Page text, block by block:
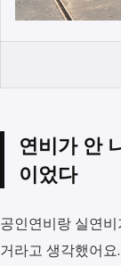
연비가 안
이었다
공인연비랑 실연
거라고 생각했어